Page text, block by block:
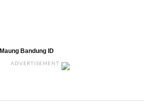
Maung Bandung ID
ADVERTISEMENT